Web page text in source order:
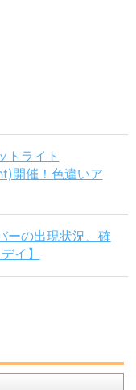
トライト
開催！色違いア
ーの出現状況、確
イ】